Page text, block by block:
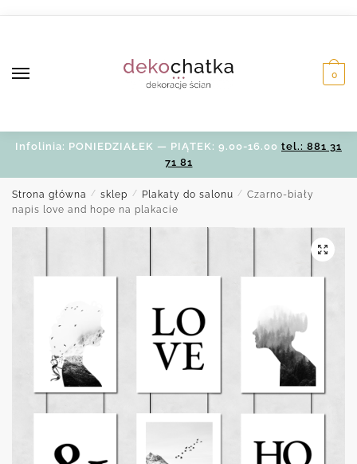
0
Infolinia: PONIEDZIAŁEK — PIĄTEK: 9.00-16.00 tel.: 881 31
71 81
Strona główna / sklep / Plakaty do salonu / Czarno-biały
napis love and hope na plakacie